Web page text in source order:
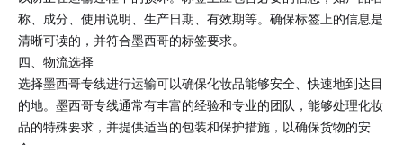
称、成分、使用说明、生产日期、有效期等。确保标签上的信息是
清晰可读的，并符合墨西哥的标签要求。
四、物流选择
选择墨西哥专线进行运输可以确保化妆品能够安全、快速地到达目
的地。墨西哥专线通常有丰富的经验和专业的团队，能够处理化妆
品的特殊要求，并提供适当的包装和保护措施，以确保货物的安